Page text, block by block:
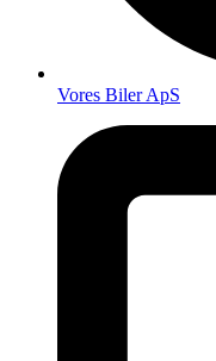
Vores Biler ApS